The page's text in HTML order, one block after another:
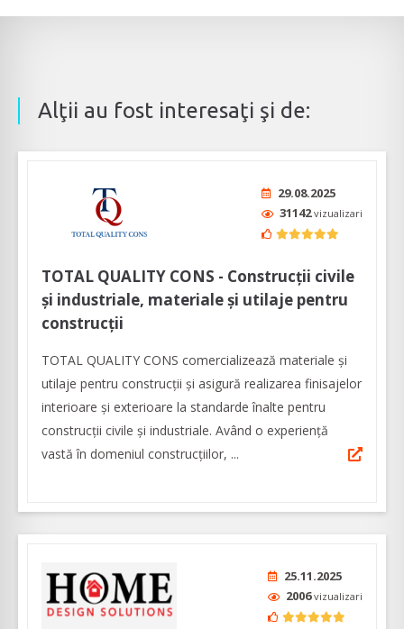
Alţii au fost interesaţi şi de:
29.08.2025
31142vizualizari
TOTAL QUALITY CONS - Construcții civile
și industriale, materiale și utilaje pentru
construcții
TOTAL QUALITY CONS comercializează materiale și
utilaje pentru construcții și asigură realizarea finisajelor
interioare și exterioare la standarde înalte pentru
construcții civile și industriale. Având o experiență
vastă în domeniul construcțiilor, ...
25.11.2025
2006vizualizari